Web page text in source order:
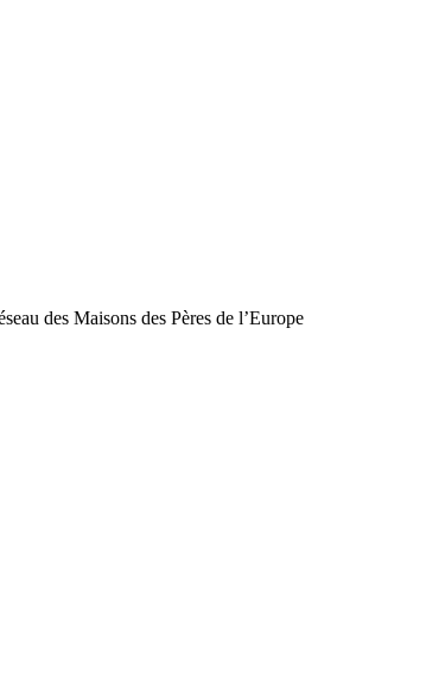
des Maisons des Pères de l’Europe